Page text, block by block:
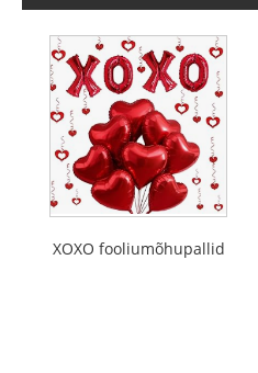
XOXO fooliumõhupallid